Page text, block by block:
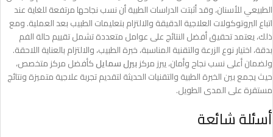
الطبيعي للأسنان، وقد أثبتت الدراسات الطبية أن نسب نجاحها مرتفعة للغاية عند
اتباع البروتوكولات العلاجية الدقيقة والالتزام بتعليمات الطبيب بعد العملية. ومع
ذلك، يعتمد تحقيق أفضل النتائج على عوامل متعددة تشمل تقييم حالة الفم
بدقة، اختيار نوع الزرعة والتقنية المناسبة، خبرة الطبيب، والالتزام بالعناية اللاحقة.
ولضمان أعلى نسب نجاح وأمان، يبرز مركزبيرل سمايلكأفضل مركز متخصص،
حيث يجمع بين الخبرة الطبية والتقنيات الحديثة لتقديم تجربة علاجية متميزة ونتائج
مستقرة على المدى الطويل.
أسئلة شائعة